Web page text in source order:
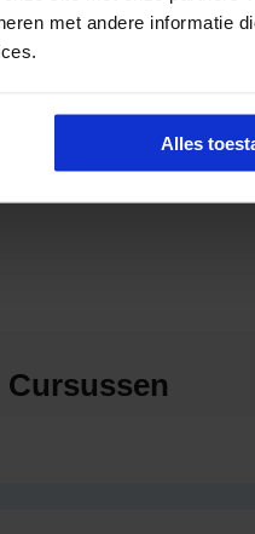
met andere informatie
Alles